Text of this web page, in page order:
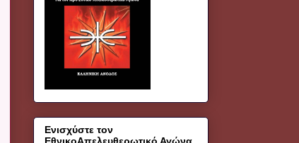
Ενισχύστε τον
ΕθνικοΑπελευθερωτικό Αγώνα